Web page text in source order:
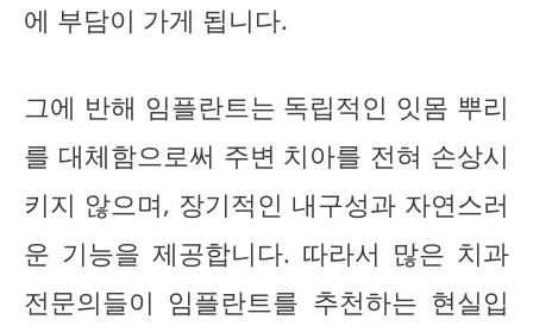
에 부담이 가게 됩니다.
그에 반해 임플란트는 독립적인 잇몸 뿌리
를 대체함으로써 주변 치아를 전혀 손상시
키지 않으며, 장기적인 내구성과 자연스러
운 기능을 제공합니다. 따라서 많은 치과
전문의들이 임플란트를 추천하는 현실입